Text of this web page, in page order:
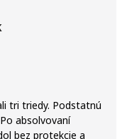
tri triedy. Podstatnú
absolvovaní
bez protekcie a